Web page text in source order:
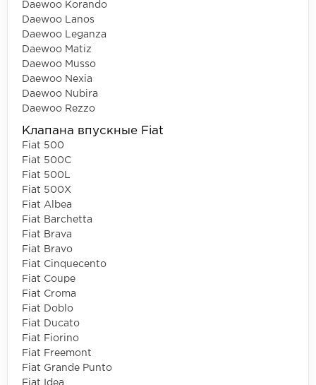
Daewoo Korando
Daewoo Lanos
Daewoo Leganza
Daewoo Matiz
Daewoo Musso
Daewoo Nexia
Daewoo Nubira
Daewoo Rezzo
Клапана впускные Fiat
Fiat 500
Fiat 500C
Fiat 500L
Fiat 500X
Fiat Albea
Fiat Barchetta
Fiat Brava
Fiat Bravo
Fiat Cinquecento
Fiat Coupe
Fiat Croma
Fiat Doblo
Fiat Ducato
Fiat Fiorino
Fiat Freemont
Fiat Grande Punto
Fiat Idea